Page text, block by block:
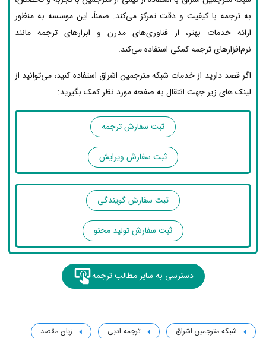
به ترجمه با کیفیت و دقت تمرکز می‌کند. ضمناً، این موسسه به منظور
ارائه خدمات بهتر، از فناوری‌های مدرن و ابزارهای ترجمه مانند
نرم‌افزارهای ترجمه کمکی استفاده می‌کند.
اگر قصد دارید از خدمات شبکه مترجمین اشراق استفاده کنید، می‌توانید از
لینک های زیر جهت انتقال به صفحه مورد نظر کمک بگیرید:
ثبت سفارش ترجمه
ثبت سفارش ویرایش
ثبت سفارش گویندگی
ثبت سفارش تولید محتو
دسترسی به سایر مطالب ترجمه
شبکه مترجمین اشراق ترجمه ادبی زبان مقصد